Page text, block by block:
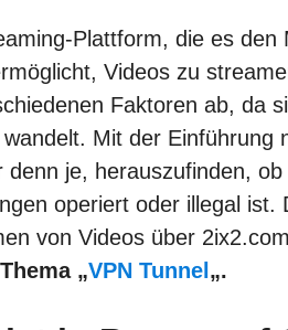
Plattform, die es den
Videos zu
Faktoren ab, da
Mit der Einführung
denn je, herauszufinden,
operiert oder illegal ist.
von Videos über
„VPN Tunnel „.